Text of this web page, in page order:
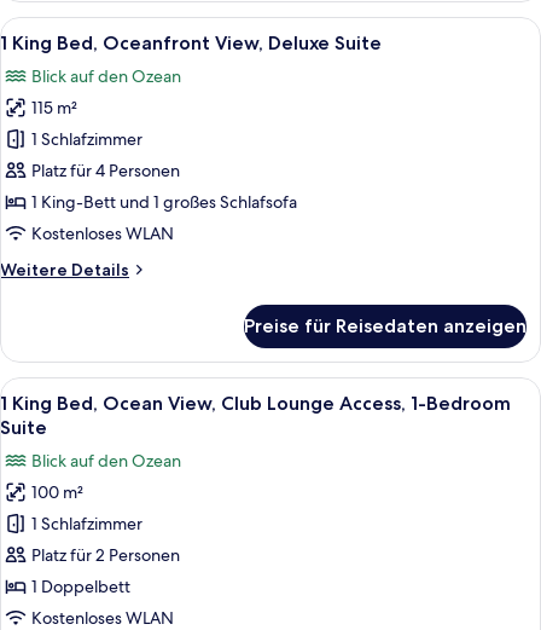
Bed,
Coastline
Junior
Suite
Alle
Fotos
für
1
King
Bed,
Oceanfront
View,
Suite
Ein modernes Hotelzimmer mit
4
1 King Bed, Oceanfront View, Deluxe Suite
Blick auf den Ozean
115 m²
1 Schlafzimmer
Platz für 4 Personen
1 King-Bett und 1 großes Schlafsofa
Kostenloses WLAN
Weitere Details
Weitere
King
Bed,
Oceanfront
View,
Suite
Preise für Reisedaten anzeigen
Alle
Fotos
1
King
Bed,
Ocean
View,
Club
Ein großzügiger Wohnbereich mit
10
1 King Bed, Ocean View, Club Lounge Access, 1-Bedroom
Suite
Blick auf den Ozean
100 m²
1 Schlafzimmer
Platz für 2 Personen
1 Doppelbett
Kostenloses WLAN